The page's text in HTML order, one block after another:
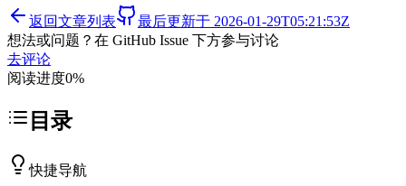
返回文章列表 最后更新于 2026-01-29T05:21:53Z
想法或问题？在 GitHub Issue 下方参与讨论
去评论
阅读进度0%
目录
快捷导航